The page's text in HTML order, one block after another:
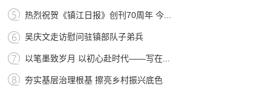
热烈祝贺《镇江日报》创刊70周年 今...
吴庆文走访慰问驻镇部队子弟兵
以笔墨致岁月 以初心赴时代——写在...
夯实基层治理根基 擦亮乡村振兴底色